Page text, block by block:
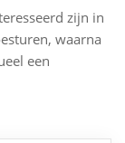
zijn in
waarna
een